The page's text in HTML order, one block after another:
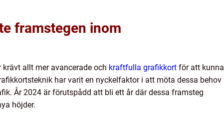
framstegen inom
allt mer avancerade och kraftfulla grafikkort för att kunna
har varit en nyckelfaktor i att möta dessa behov
År 2024 är förutspådd att bli ett år där dessa framsteg
höjder.